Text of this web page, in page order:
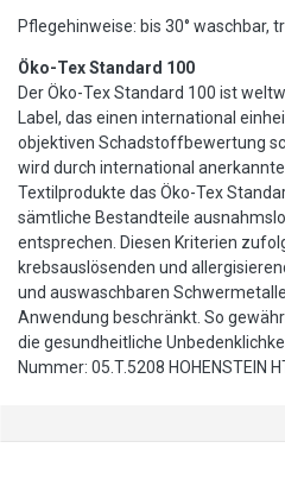
Pflegehinweise: bis 30° waschbar,
Öko-Tex Standard 100
Der Öko-Tex Standard 100 ist
Label, das einen international
objektiven Schadstoffbewertung
wird durch international
Textilprodukte das Öko-Tex
sämtliche Bestandteile
entsprechen. Diesen Kriterien
krebsauslösenden und
und auswaschbaren
Anwendung beschränkt. So
die gesundheitliche
Nummer: 05.T.5208 HOHENSTEIN